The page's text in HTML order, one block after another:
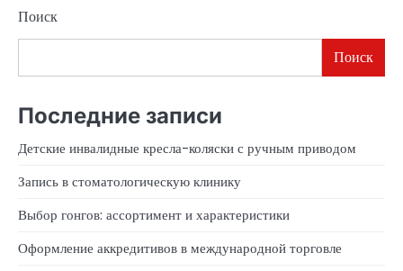
Поиск
Поиск
Последние записи
Детские инвалидные кресла-коляски с ручным приводом
Запись в стоматологическую клинику
Выбор гонгов: ассортимент и характеристики
Оформление аккредитивов в международной торговле